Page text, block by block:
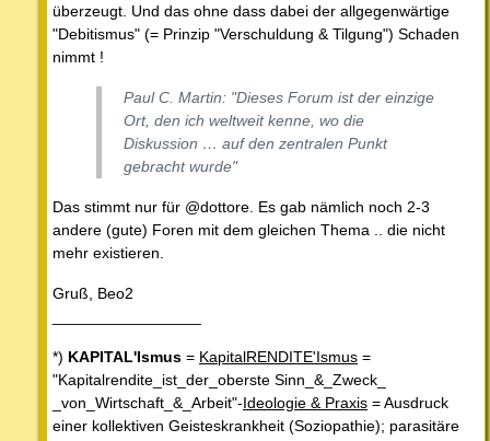
überzeugt. Und das ohne dass dabei der allgegenwärtige
"Debitismus" (= Prinzip "Verschuldung & Tilgung") Schaden
nimmt !
Paul C. Martin: "Dieses Forum ist der einzige
Ort, den ich weltweit kenne, wo die
Diskussion … auf den zentralen Punkt
gebracht wurde"
Das stimmt nur für @dottore. Es gab nämlich noch 2-3
andere (gute) Foren mit dem gleichen Thema .. die nicht
mehr existieren.
Gruß, Beo2
*) KAPITAL'Ismus = KapitalRENDITE'Ismus =
"Kapitalrendite_ist_der_oberste Sinn_&_Zweck_
_von_Wirtschaft_&_Arbeit"-Ideologie & Praxis = Ausdruck
einer kollektiven Geisteskrankheit (Soziopathie); parasitäre